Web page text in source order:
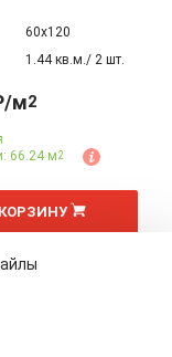
60х120
1.44 кв.м./ 2 шт.
м2
66.24 м2
м
в один клик